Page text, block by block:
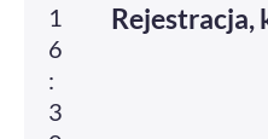
1
6
:
3
Rejestracja,